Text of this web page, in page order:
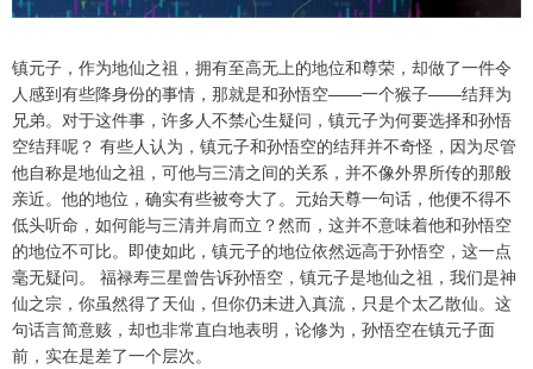
镇元子，作为地仙之祖，拥有至高无上的地位和尊荣，却做了一件令
人感到有些降身份的事情，那就是和孙悟空——一个猴子——结拜为
兄弟。对于这件事，许多人不禁心生疑问，镇元子为何要选择和孙悟
空结拜呢？ 有些人认为，镇元子和孙悟空的结拜并不奇怪，因为尽管
他自称是地仙之祖，可他与三清之间的关系，并不像外界所传的那般
亲近。他的地位，确实有些被夸大了。元始天尊一句话，他便不得不
低头听命，如何能与三清并肩而立？然而，这并不意味着他和孙悟空
的地位不可比。即使如此，镇元子的地位依然远高于孙悟空，这一点
毫无疑问。 福禄寿三星曾告诉孙悟空，镇元子是地仙之祖，我们是神
仙之宗，你虽然得了天仙，但你仍未进入真流，只是个太乙散仙。这
句话言简意赅，却也非常直白地表明，论修为，孙悟空在镇元子面
前，实在是差了一个层次。